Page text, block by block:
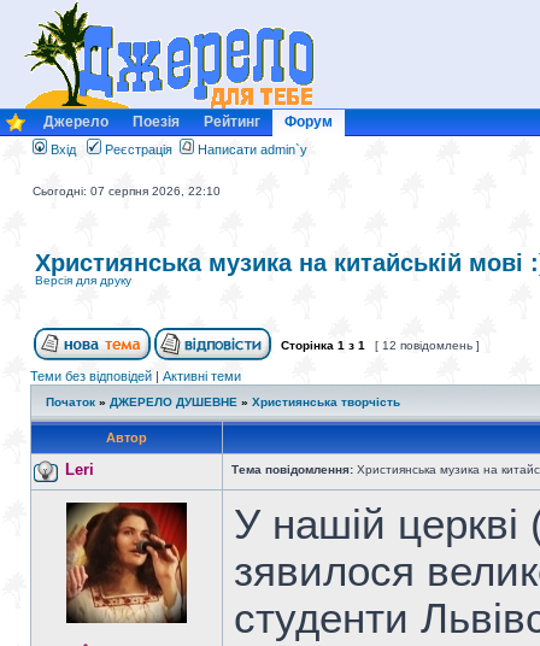
Джерело Поезія Рейтинг Форум
Вхід Реєстрація Написати admin`у
Сьогодні: 07 серпня 2026, 22:10
Християнська музика на китайській мові
Версія для друку
Сторінка 1 з 1 [ 12 повідомлень ]
Теми без відповідей | Активні теми
Початок » ДЖЕРЕЛО ДУШЕВНЕ » Християнська творчість
Автор
Leri Тема повідомлення: Християнська музика на
У нашій
зявилося
студенти